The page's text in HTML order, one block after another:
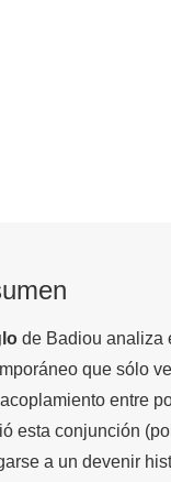
de Badiou analiza
que sólo
entre
esta conjunción
a un devenir